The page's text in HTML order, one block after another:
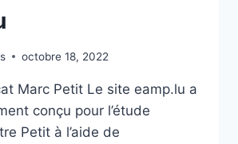
octobre 18, 2022
Marc Petit Le site eamp.lu a
conçu pour l’étude
Petit à l’aide de